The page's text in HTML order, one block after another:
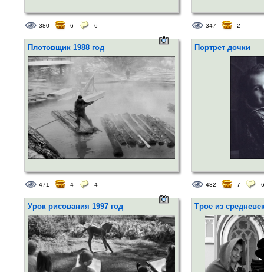
380 6 6 347 2
Плотовщик 1988 год
471 4 4
Портрет дочки
432 7 6
Урок рисования 1997 год Трое из